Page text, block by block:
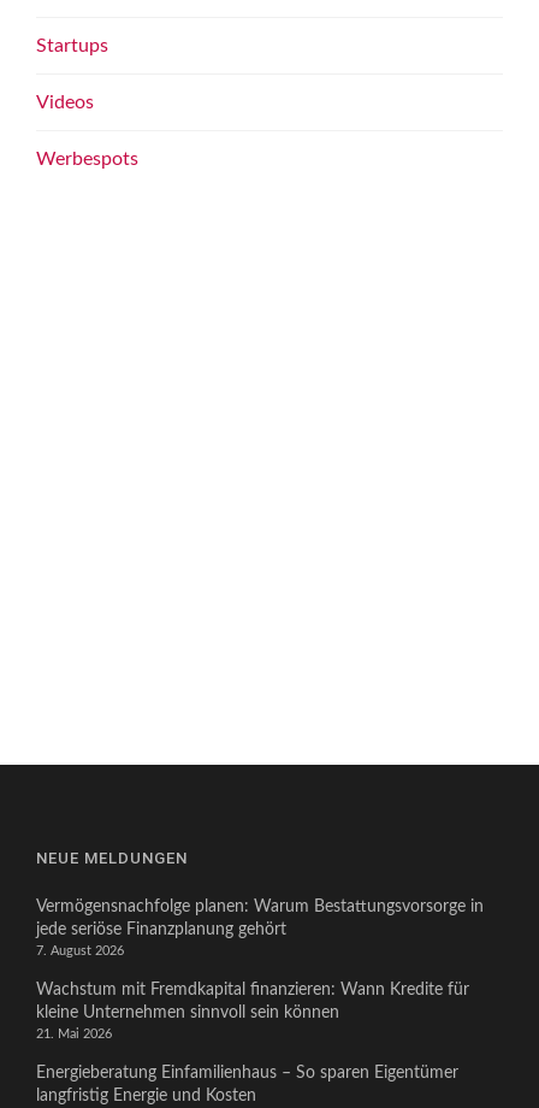
Startups
Videos
Werbespots
NEUE MELDUNGEN
Vermögensnachfolge planen: Warum Bestattungsvorsorge in
jede seriöse Finanzplanung gehört
7. August 2026
Wachstum mit Fremdkapital finanzieren: Wann Kredite für
kleine Unternehmen sinnvoll sein können
21. Mai 2026
Energieberatung Einfamilienhaus – So sparen Eigentümer
langfristig Energie und Kosten